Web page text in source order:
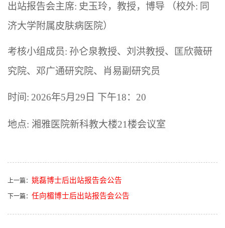
出站报告会主席: 史玉玲，教授，博导 （校外: 同
济大学附属皮肤病医院）
考核小组成员: 孙仑泉教授、 刘洪教授、 匡欣薇研
究院、 邓广通研究院、 肖易副研究员
时间 : 2026年5月 29 日 下午18：20
地点: 湘雅医院新科教大楼21楼会议室
上一篇： 姚磊博士后出站报告会公告
下一篇： 任向楣博士后出站报告会公告